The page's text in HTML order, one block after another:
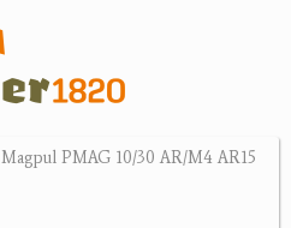
Magpul PMAG 10/30 AR/M4 AR15